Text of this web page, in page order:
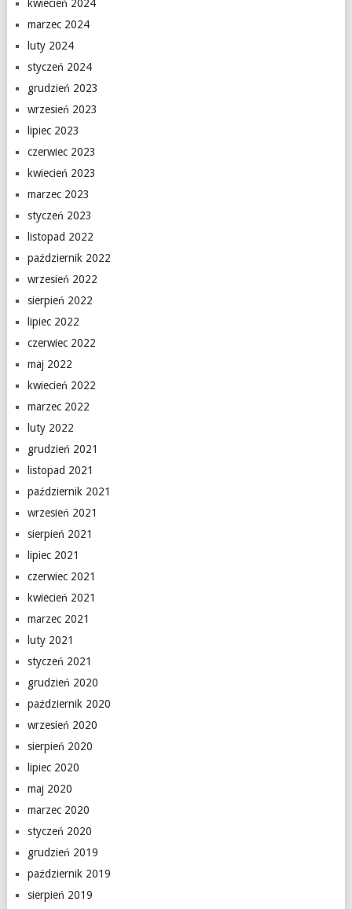
kwiecień 2024
marzec 2024
luty 2024
styczeń 2024
grudzień 2023
wrzesień 2023
lipiec 2023
czerwiec 2023
kwiecień 2023
marzec 2023
styczeń 2023
listopad 2022
październik 2022
wrzesień 2022
sierpień 2022
lipiec 2022
czerwiec 2022
maj 2022
kwiecień 2022
marzec 2022
luty 2022
grudzień 2021
listopad 2021
październik 2021
wrzesień 2021
sierpień 2021
lipiec 2021
czerwiec 2021
kwiecień 2021
marzec 2021
luty 2021
styczeń 2021
grudzień 2020
październik 2020
wrzesień 2020
sierpień 2020
lipiec 2020
maj 2020
marzec 2020
styczeń 2020
grudzień 2019
październik 2019
sierpień 2019